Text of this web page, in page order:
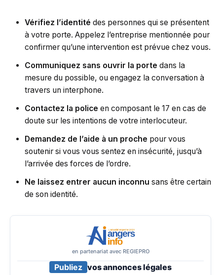
Vérifiez l’identité des personnes qui se présentent
à votre porte. Appelez l’entreprise mentionnée pour
confirmer qu’une intervention est prévue chez vous.
Communiquez sans ouvrir la porte dans la
mesure du possible, ou engagez la conversation à
travers un interphone.
Contactez la police en composant le 17 en cas de
doute sur les intentions de votre interlocuteur.
Demandez de l’aide à un proche pour vous
soutenir si vous vous sentez en insécurité, jusqu’à
l’arrivée des forces de l’ordre.
Ne laissez entrer aucun inconnu sans être certain
de son identité.
en partenariat avec REGIEPRO
Publiez vos annonces légales